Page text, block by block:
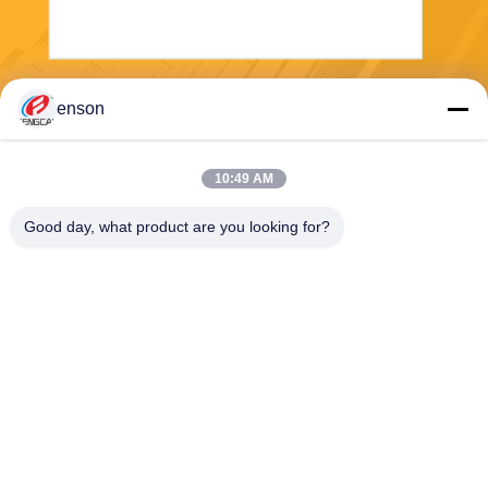
enson
10:49 AM
Good day, what product are you looking for?